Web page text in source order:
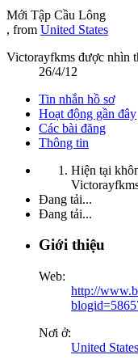
Mới Tập Cầu Lông
, from United States
Victorayfkms được nhìn
26/4/12
Tin nhắn hồ sơ
Hoạt động gần đây
Các bài đăng
Thông tin
Hiện tại
Đang tải...
Đang tải...
Giới thiệu
Web:
http://
Nơi ở:
United States